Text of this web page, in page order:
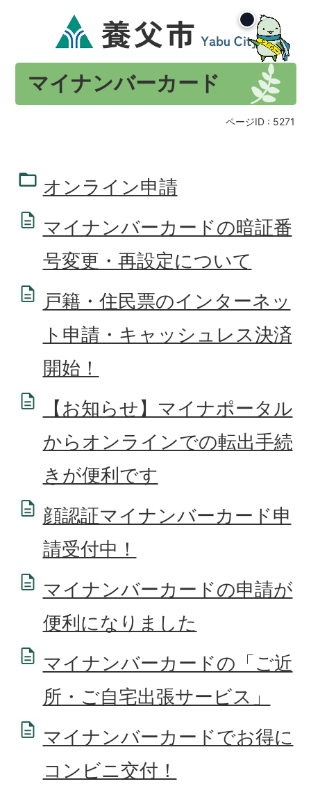
マイナンバーカード
ページID : 5271
オンライン申請
マイナンバーカードの暗証番
号変更・再設定について
戸籍・住民票のインターネッ
ト申請・キャッシュレス決済
開始！
【お知らせ】マイナポータル
からオンラインでの転出手続
きが便利です
顔認証マイナンバーカード申
請受付中！
マイナンバーカードの申請が
便利になりました
マイナンバーカードの「ご近
所・ご自宅出張サービス」
マイナンバーカードでお得に
コンビニ交付！